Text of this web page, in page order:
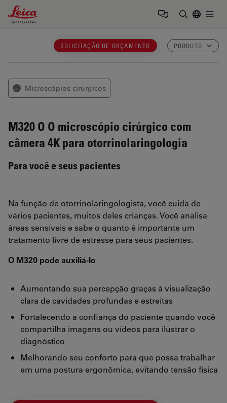
Leica Microsystems Logo
SOLICITAÇÃO DE ORÇAMENTO PRODUTO
⋯ Microscópios cirúrgicos
M320 O O microscópio cirúrgico com
câmera 4K para otorrinolaringologia
Para você e seus pacientes
Na função de otorrinolaringologista, você cuida de
vários pacientes, muitos deles crianças. Você analisa
áreas sensíveis e sabe o quanto é importante um
tratamento livre de estresse para seus pacientes.
O M320 pode auxiliá-lo
Aumentando sua percepção graças à visualização
clara de cavidades profundas e estreitas
Fortalecendo a confiança do paciente quando você
compartilha imagens ou vídeos para ilustrar o
diagnóstico
Melhorando seu conforto para que possa trabalhar
em uma postura ergonômica, evitando tensão física